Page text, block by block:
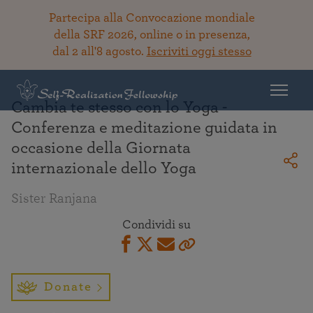
Partecipa alla Convocazione mondiale
della SRF 2026, online o in presenza,
dal 2 all'8 agosto. Iscriviti oggi stesso
Cambia te stesso con lo Yoga -
Conferenza e meditazione guidata in
occasione della Giornata
internazionale dello Yoga
Sister Ranjana
Condividi su
Donate